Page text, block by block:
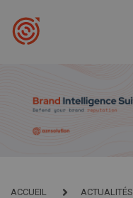
ACCUEIL ACTUALITÉS